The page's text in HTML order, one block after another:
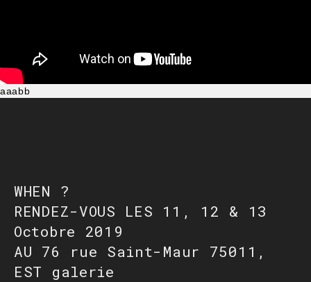
aaabb
WHEN ?
RENDEZ-VOUS LES 11, 12 & 13
Octobre 2019
AU 76 rue Saint-Maur 75011,
EST galerie